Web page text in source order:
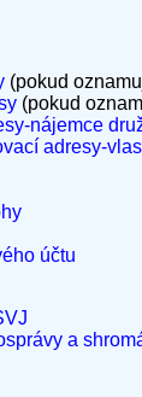
(pokud
(pokud
nájemce
adresy-
účtu
a